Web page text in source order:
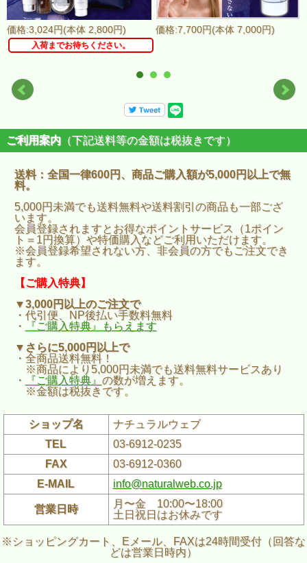
価格:3,024円(本体 2,800円)
入荷までお待ちください。
価格:7,700円(本体 7,000円)
ご利用案内 （下記送料等の金額は税抜きです）
送料：全国一律600円、商品ご購入額が5,000円以上で無
料。
5,000円未満でも送料無料や送料割引の商品も一部ござ
います。
会員登録されますとお得なポイントサービス（1ポイン
ト＝1円換算）や特価購入などご利用いただけます。
※会員登録希望されない方、非会員の方でもご注文でき
ます。
【ご購入特典】
▼3,000円以上のご注文で
・代引便、NP後払い手数料無料
・
『ご購入特典』もらえます
▼さらに5,000円以上で
・全商品送料無料！
※商品により5,000円未満でも送料無料サービスあり
・
『ご購入特典』 の数が増えます。
※金額は税抜きです。
ショップ名
ナチュラルウェブ
TEL
03-6912-0235
FAX
03-6912-0360
E-MAIL
info@naturalweb.co.jp
営業日時
月〜金 10:00〜18:00
土日祝日はお休みです
※ショッピングカート、Eメール、FAXは24時間受付（回答な
どは営業日時内）